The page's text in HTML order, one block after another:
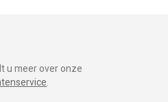
u meer over onze
.